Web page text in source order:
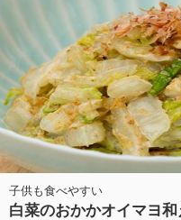
子供も食べやすい
白菜のおかかオイマヨ和